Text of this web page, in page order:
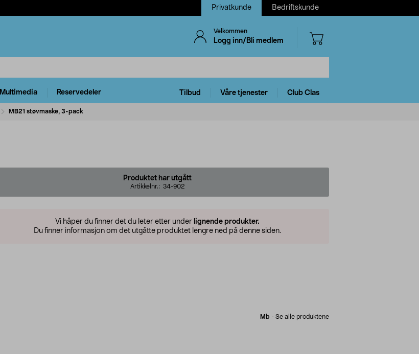
Privatkunde Bedriftskunde
Velkommen
Logg inn/Bli medlem
Multimedia Reservedeler Tilbud Våre tjenester Club Clas
MB21 støvmaske, 3-pack
Produktet har utgått
Artikkelnr.: 34-902
Vi håper du finner det du leter etter under lignende produkter.
Du finner informasjon om det utgåtte produktet lengre ned på denne siden.
Mb - Se alle produktene